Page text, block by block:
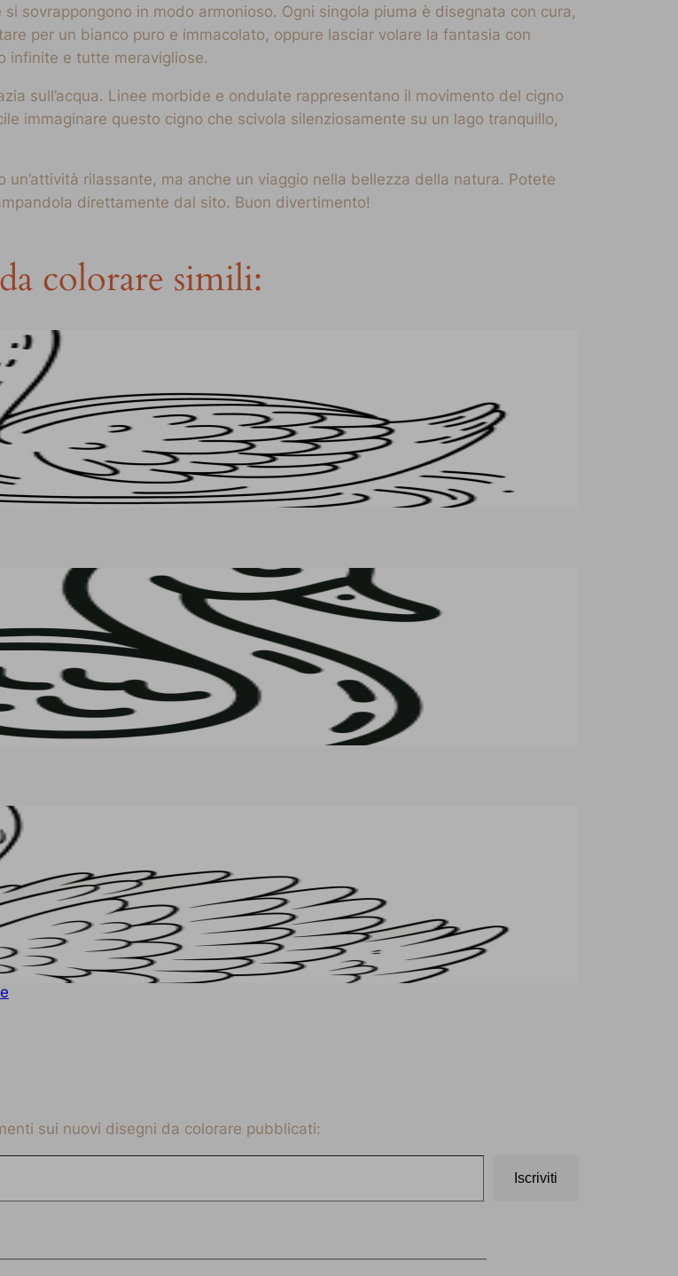
sovrappongono in modo armonioso. Ogni singola piuma è disegnata con cura,
per un bianco puro e immacolato, oppure lasciar volare la fantasia con
infinite e tutte meravigliose.
sull’acqua. Linee morbide e ondulate rappresentano il movimento del cigno
immaginare questo cigno che scivola silenziosamente su un lago tranquillo,
rilassante, ma anche un viaggio nella bellezza della natura. Potete
direttamente dal sito. Buon divertimento!
colorare simili:
sui nuovi disegni da colorare pubblicati:
Iscriviti